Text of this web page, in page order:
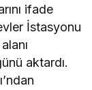
ifade
İstasyonu
aktardı.